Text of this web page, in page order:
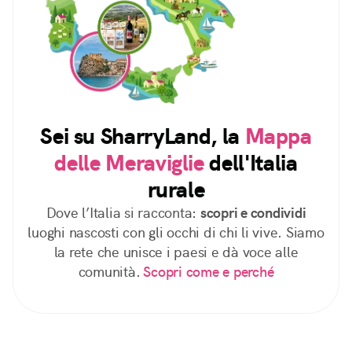
Sei su SharryLand, la Mappa
delle Meravigliedell'Italia
rurale
Dove l’Italia si racconta: scopri e condividi
luoghi nascosti con gli occhi di chi li vive. Siamo
la rete che unisce i paesi e dà voce alle
comunità. Scopri come e perché